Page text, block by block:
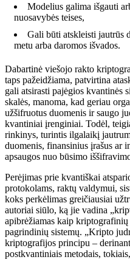
Modelius galima išgauti
nuosavybės teises,
Gali būti atskleisti jautrūs
metu arba daromos išvados.
Dabartinė viešojo rakto
taps pažeidžiama, patvirtina
gali atsirasti pajėgios kvantinės
skalės, manoma, kad geriau
užšifruotus duomenis ir saugo
kvantiniai įrenginiai. Todėl,
rinkinys, turintis ilgalaikį
duomenis, finansinius įrašus ar
apsaugos nuo būsimo
Perėjimas prie kvantiškai
protokolams, raktų valdymui,
koks perkėlimas greičiausiai
autoriai siūlo, ką jie vadina
apibrėžiamas kaip
pagrindinių sistemų. „Kripto
kriptografijos principu –
postkvantiniais metodais,